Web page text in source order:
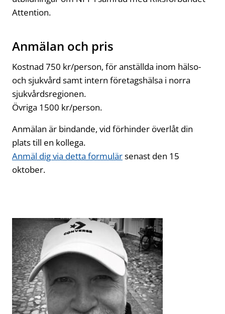
Attention.
Anmälan och pris
Kostnad 750 kr/person, för anställda inom hälso-
och sjukvård samt intern företagshälsa i norra
sjukvårdsregionen.
Övriga 1500 kr/person.
Anmälan är bindande, vid förhinder överlåt din
plats till en kollega.
Anmäl dig via detta formulärsenast den 15
oktober.